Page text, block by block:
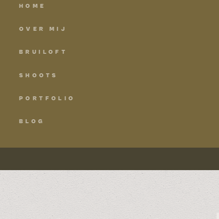
BLOG
PORTFOLIO
SHOOTS
BRUILOFT
OVER MIJ
HOME